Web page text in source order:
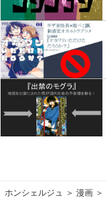
ホンシェルジュ ＞ 漫画 ＞